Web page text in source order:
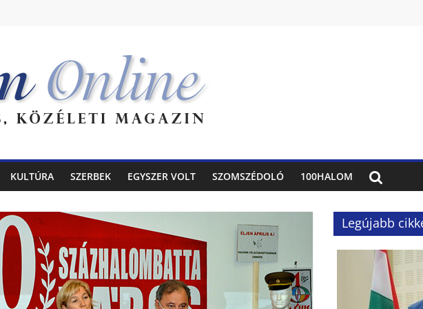
KULTÚRA SZERBEK EGYSZER VOLT SZOMSZÉDOLÓ 100HALOM
Legújabb